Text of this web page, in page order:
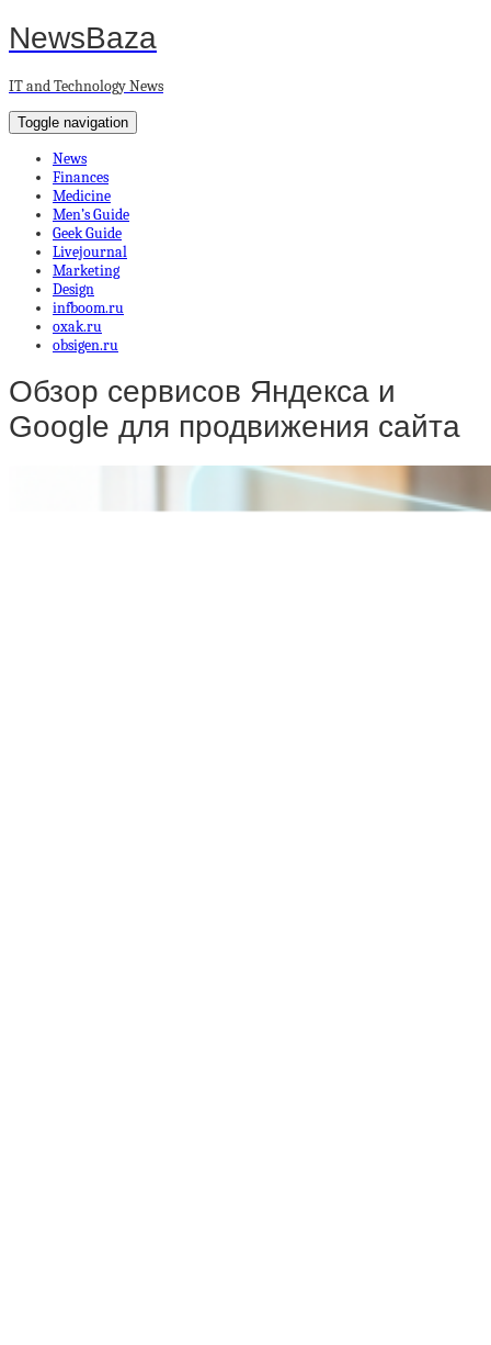
NewsBaza
IT and Technology News
Toggle navigation
News
Finances
Medicine
Men’s Guide
Geek Guide
Livejournal
Marketing
Design
infboom.ru
oxak.ru
obsigen.ru
Обзор сервисов Яндекса и
Google для продвижения сайта